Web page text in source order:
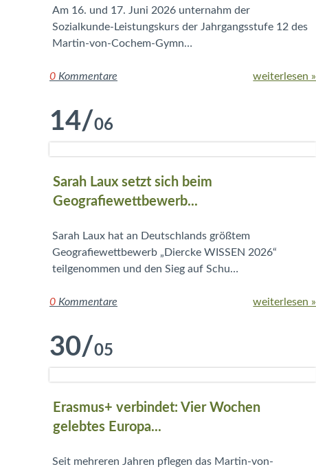
Am 16. und 17. Juni 2026 unternahm der
Sozialkunde-Leistungskurs der Jahrgangsstufe 12 des
Martin-von-Cochem-Gymn…
0 Kommentare weiterlesen »
14/06
Sarah Laux setzt sich beim
Geografiewettbewerb...
Sarah Laux hat an Deutschlands größtem
Geografiewettbewerb „Diercke WISSEN 2026“
teilgenommen und den Sieg auf Schu…
0 Kommentare weiterlesen »
30/05
Erasmus+ verbindet: Vier Wochen
gelebtes Europa...
Seit mehreren Jahren pflegen das Martin-von-